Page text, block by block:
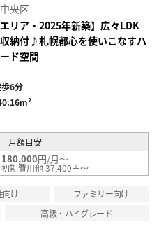
り登
録
央区
エリア・2025年新築】広々LDK
納付♪札幌都心を使いこなすハ
ド空間
6分
月額目安
180,000円/月～
初期費用他 37,400円～
向け
ファミリー向け
高級・ハイグレード